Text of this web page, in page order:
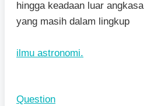
hingga keadaan luar angkasa
yang masih dalam lingkup
ilmu astronomi.
Question